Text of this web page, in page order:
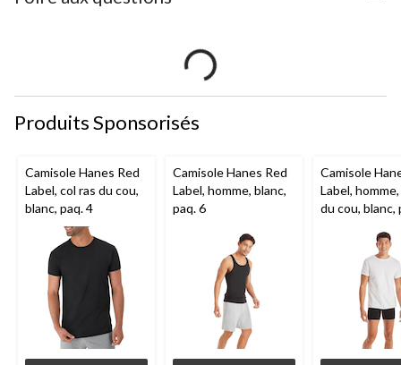
Produits Sponsorisés
Camisole Hanes Red
Label, col ras du cou,
blanc, paq. 4
Camisole Hanes Red
Label, homme, blanc,
paq. 6
Camisole
Label,
du cou, blanc,